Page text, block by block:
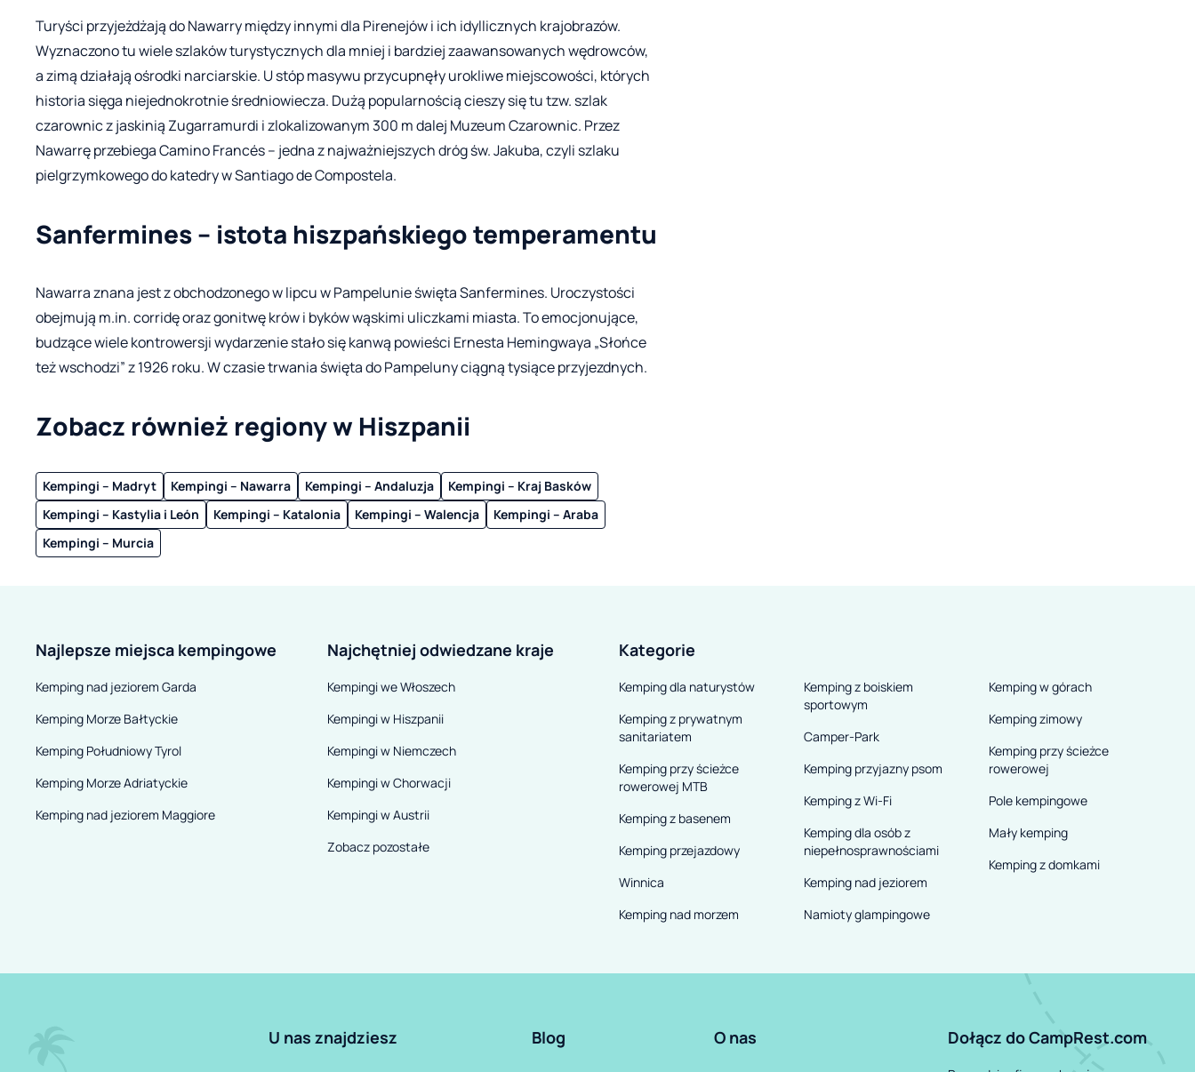
Turyści przyjeżdżają do Nawarry między innymi dla Pirenejów i ich idyllicznych krajobrazów.
Wyznaczono tu wiele szlaków turystycznych dla mniej i bardziej zaawansowanych wędrowców,
a zimą działają ośrodki narciarskie. U stóp masywu przycupnęły urokliwe miejscowości, których
historia sięga niejednokrotnie średniowiecza. Dużą popularnością cieszy się tu tzw. szlak
czarownic z jaskinią Zugarramurdi i zlokalizowanym 300 m dalej Muzeum Czarownic. Przez
Nawarrę przebiega Camino Francés – jedna z najważniejszych dróg św. Jakuba, czyli szlaku
pielgrzymkowego do katedry w Santiago de Compostela.
Sanfermines – istota hiszpańskiego temperamentu
Nawarra znana jest z obchodzonego w lipcu w Pampelunie święta Sanfermines. Uroczystości
obejmują m.in. corridę oraz gonitwę krów i byków wąskimi uliczkami miasta. To emocjonujące,
budzące wiele kontrowersji wydarzenie stało się kanwą powieści Ernesta Hemingwaya „Słońce
też wschodzi” z 1926 roku. W czasie trwania święta do Pampeluny ciągną tysiące przyjezdnych.
Zobacz również regiony w Hiszpanii
Kempingi – Madryt Kempingi – Nawarra Kempingi – Andaluzja
Kempingi – Kraj Basków
Kempingi – Kastylia i León
Kempingi – Katalonia Kempingi – Walencja
Kempingi – Araba
Kempingi – Murcia
Najlepsze miejsca kempingowe
Kemping nad jeziorem Garda
Kemping Morze Bałtyckie
Kemping Południowy Tyrol
Kemping Morze Adriatyckie
Kemping nad jeziorem Maggiore
Najchętniej odwiedzane kraje
Kempingi we Włoszech
Kempingi w Hiszpanii
Kempingi w Niemczech
Kempingi w Chorwacji
Kempingi w Austrii
Zobacz pozostałe
Kategorie
Kemping dla naturystów
Kemping z prywatnym
sanitariatem
Kemping przy ścieżce
rowerowej MTB
Kemping z basenem
Kemping przejazdowy
Winnica
Kemping nad morzem
Kemping z boiskiem
sportowym
Camper-Park
Kemping przyjazny psom
Kemping z Wi-Fi
Kemping dla osób z
niepełnosprawnościami
Kemping nad jeziorem
Namioty glampingowe
Kemping w górach
Kemping zimowy
Kemping przy ścieżce
rowerowej
Pole kempingowe
Mały kemping
Kemping z domkami
U nas znajdziesz Blog O nas Dołącz do CampRest.com